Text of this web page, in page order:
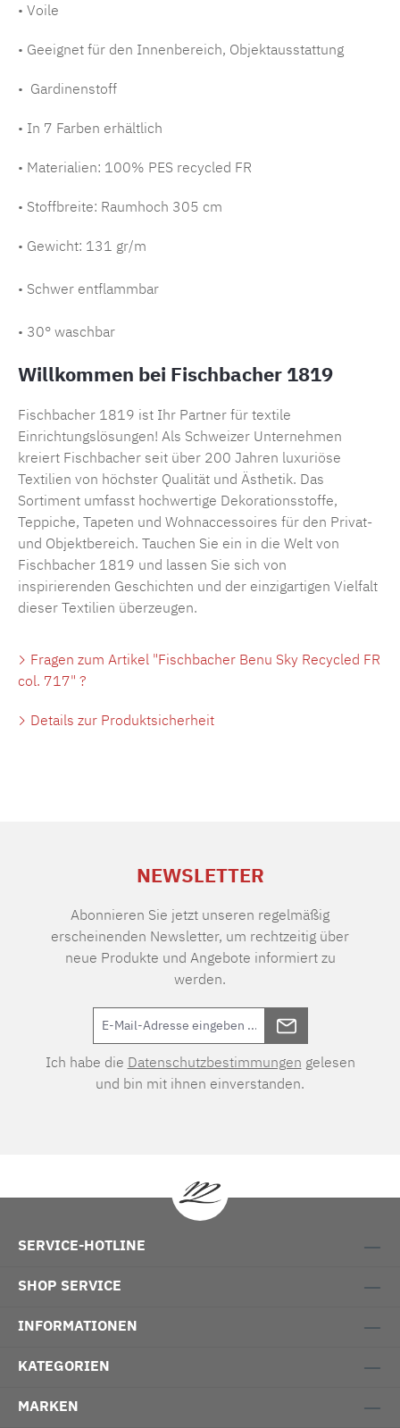
• Voile
• Geeignet für den Innenbereich, Objektausstattung
• Gardinenstoff
• In 7 Farben erhältlich
• Materialien: 100% PES recycled FR
• Stoffbreite: Raumhoch 305 cm
• Gewicht: 131 gr/m
• Schwer entflammbar
• 30° waschbar
Willkommen bei Fischbacher 1819
Fischbacher 1819 ist Ihr Partner für textile
Einrichtungslösungen! Als Schweizer Unternehmen
kreiert Fischbacher seit über 200 Jahren luxuriöse
Textilien von höchster Qualität und Ästhetik. Das
Sortiment umfasst hochwertige Dekorationsstoffe,
Teppiche, Tapeten und Wohnaccessoires für den Privat-
und Objektbereich. Tauchen Sie ein in die Welt von
Fischbacher 1819 und lassen Sie sich von
inspirierenden Geschichten und der einzigartigen Vielfalt
dieser Textilien überzeugen.
Fragen zum Artikel "Fischbacher Benu Sky Recycled FR
col. 717" ?
Details zur Produktsicherheit
NEWSLETTER
Abonnieren Sie jetzt unseren regelmäßig
erscheinenden Newsletter, um rechtzeitig über
neue Produkte und Angebote informiert zu
werden.
Ich habe die Datenschutzbestimmungen gelesen
und bin mit ihnen einverstanden.
SERVICE-HOTLINE
SHOP SERVICE
INFORMATIONEN
KATEGORIEN
MARKEN